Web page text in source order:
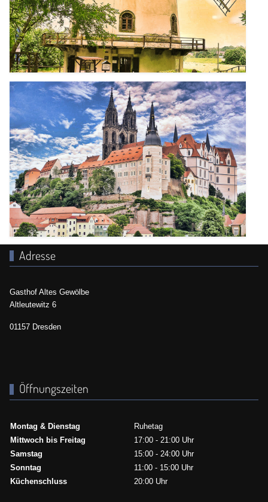
Adresse
Gasthof Altes Gewölbe
Altleutewitz 6
01157 Dresden
Öffnungszeiten
Montag & Dienstag
Ruhetag
Mittwoch bis Freitag
17:00 - 21:00 Uhr
Samstag
15:00 - 24:00 Uhr
Sonntag
11:00 - 15:00 Uhr
Küchenschluss
20:00 Uhr